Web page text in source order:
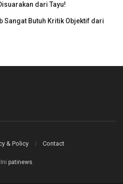
dari Tayu!
Sangat Butuh Kritik Objektif dari
& Policy Contact
patinews